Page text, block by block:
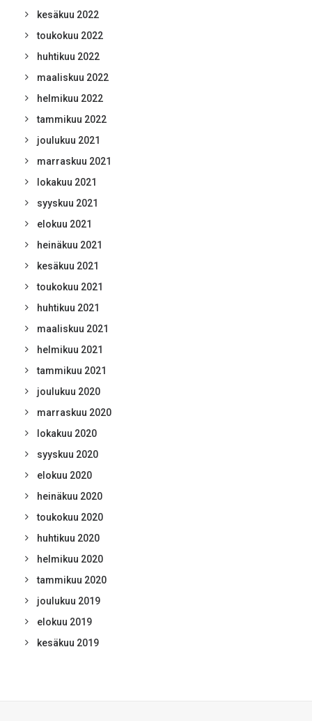
kesäkuu 2022
toukokuu 2022
huhtikuu 2022
maaliskuu 2022
helmikuu 2022
tammikuu 2022
joulukuu 2021
marraskuu 2021
lokakuu 2021
syyskuu 2021
elokuu 2021
heinäkuu 2021
kesäkuu 2021
toukokuu 2021
huhtikuu 2021
maaliskuu 2021
helmikuu 2021
tammikuu 2021
joulukuu 2020
marraskuu 2020
lokakuu 2020
syyskuu 2020
elokuu 2020
heinäkuu 2020
toukokuu 2020
huhtikuu 2020
helmikuu 2020
tammikuu 2020
joulukuu 2019
elokuu 2019
kesäkuu 2019